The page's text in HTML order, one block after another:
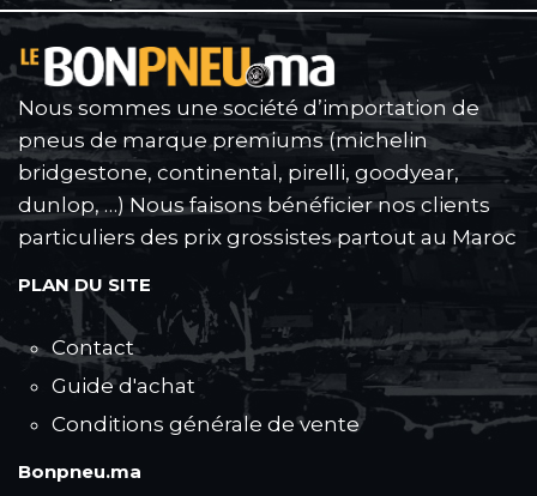
Nous sommes une société d’importation de
pneus de marque premiums (michelin
bridgestone, continental, pirelli, goodyear,
dunlop, …) Nous faisons bénéficier nos clients
particuliers des prix grossistes partout au Maroc
PLAN DU SITE
Contact
Guide d'achat
Conditions générale de vente
Bonpneu.ma